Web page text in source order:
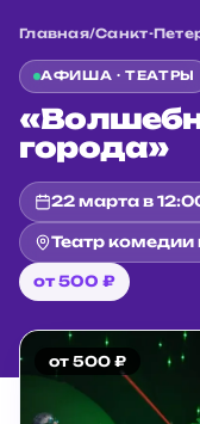
Главная/Санкт-
АФИША ·ТЕАТРЫ
города»
22 марта в
Театр
от 500 ₽
Главная
Санкт-Петербург
от 500 ₽